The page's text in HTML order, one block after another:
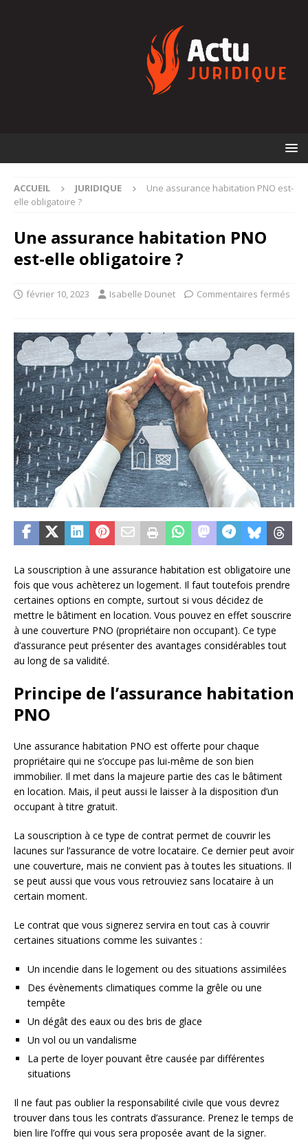
ACCUEIL JURIDIQUE
Une assurance habitation PNO est-
elle obligatoire ?
Une assurance habitation PNO
est-elle obligatoire ?
février 10, 2023 Isabelle Dounet Commentaires fermés
La souscription à une assurance habitation est obligatoire une
fois que vous achèterez un logement. Il faut toutefois prendre
certaines options en compte, surtout si vous décidez de
mettre le bâtiment en location. Vous pouvez en effet souscrire
à une couverture PNO (propriétaire non occupant). Ce type
d’assurance peut présenter des avantages considérables tout
au long de sa validité.
Principe de l’assurance habitation
PNO
Une assurance habitation PNO est offerte pour chaque
propriétaire qui ne s’occupe pas lui-même de son bien
immobilier. Il met dans la majeure partie des cas le bâtiment
en location. Mais, il peut aussi le laisser à la disposition d’un
occupant à titre gratuit.
La souscription à ce type de contrat permet de couvrir les
lacunes sur l’assurance de votre locataire. Ce dernier peut avoir
une couverture, mais ne convient pas à toutes les situations. Il
se peut aussi que vous vous retrouviez sans locataire à un
certain moment.
Le contrat que vous signerez servira en tout cas à couvrir
certaines situations comme les suivantes :
Un incendie dans le logement ou des situations assimilées
Des évènements climatiques comme la grêle ou une
tempête
Un dégât des eaux ou des bris de glace
Un vol ou un vandalisme
La perte de loyer pouvant être causée par différentes
situations
Il ne faut pas oublier la responsabilité civile que vous devrez
trouver dans tous les contrats d’assurance. Prenez le temps de
bien lire l’offre qui vous sera proposée avant de la signer.